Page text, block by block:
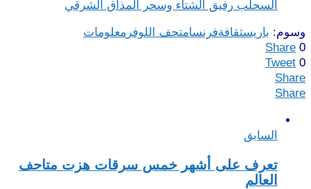
السحلب رفيق الشتاء وسحر المذاق الشرقي
وسوم: باريسثقافةفرنسامتحف اللوفر معلومات
Share 0
Tweet 0
Share
Share
السابق
تعرف على أشهر خمس سرقات هزت متاحف
العالم